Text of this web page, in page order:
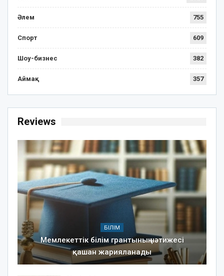
Әлем 755
Спорт 609
Шоу-бизнес 382
Аймақ 357
Reviews
БІЛІМ
Мемлекеттік білім грантының нәтижесі
қашан жарияланады